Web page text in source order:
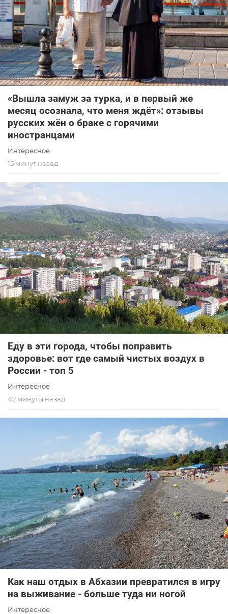
«Вышла замуж за турка, и в первый же
месяц осознала, что меня ждёт»: отзывы
русских жён о браке с горячими
иностранцами
Интересное
15 минут назад
Еду в эти города, чтобы поправить
здоровье: вот где самый чистых воздух в
России - топ 5
Интересное
42 минуты назад
Как наш отдых в Абхазии превратился в игру
на выживание - больше туда ни ногой
Интересное